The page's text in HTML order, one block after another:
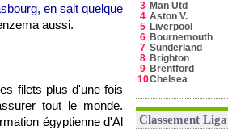
en sait quelque
aussi.
filets plus d'une fois
tout le monde.
égyptienne d'Al
06/08 Barça : Ferran
3 Man Utd
4 Aston V.
5 Liverpool
6 Bournemouth
7 Sunderland
8 Brighton
9 Brentford
10Chelsea
Classement Liga